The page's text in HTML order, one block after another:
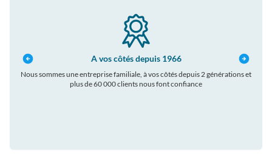
A vos côtés depuis 1966
Nous sommes une entreprise familiale, à vos côtés depuis 2 générations et
plus de 60 000 clients nous font confiance